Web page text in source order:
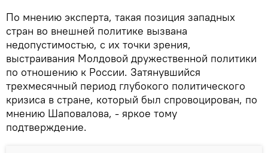
По мнению эксперта, такая позиция западных
стран во внешней политике вызвана
недопустимостью, с их точки зрения,
выстраивания Молдовой дружественной политики
по отношению к России. Затянувшийся
трехмесячный период глубокого политического
кризиса в стране, который был спровоцирован, по
мнению Шаповалова, - яркое тому
подтверждение.